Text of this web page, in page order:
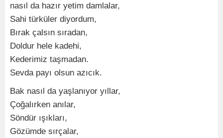
nasıl da hazır yetim damlalar,
Sahi türküler diyordum,
Bırak çalsın sıradan,
Doldur hele kadehi,
Kederimiz taşmadan.
Sevda payı olsun azıcık.
Bak nasıl da yaşlanıyor yıllar,
Çoğalırken anılar,
Söndür ışıkları,
Gözümde sırçalar,